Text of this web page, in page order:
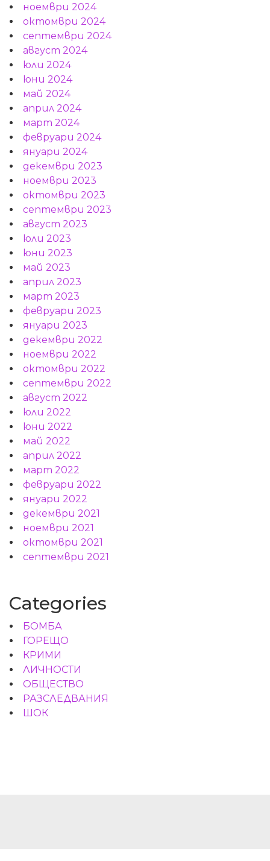
ноември 2024
октомври 2024
септември 2024
август 2024
юли 2024
юни 2024
май 2024
април 2024
март 2024
февруари 2024
януари 2024
декември 2023
ноември 2023
октомври 2023
септември 2023
август 2023
юли 2023
юни 2023
май 2023
април 2023
март 2023
февруари 2023
януари 2023
декември 2022
ноември 2022
октомври 2022
септември 2022
август 2022
юли 2022
юни 2022
май 2022
април 2022
март 2022
февруари 2022
януари 2022
декември 2021
ноември 2021
октомври 2021
септември 2021
Categories
БОМБА
ГОРЕЩО
КРИМИ
ЛИЧНОСТИ
ОБЩЕСТВО
РАЗСЛЕДВАНИЯ
ШОК